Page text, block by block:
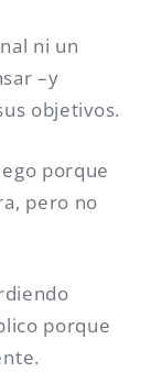
ni un
–y
objetivos.
porque
pero no
porque